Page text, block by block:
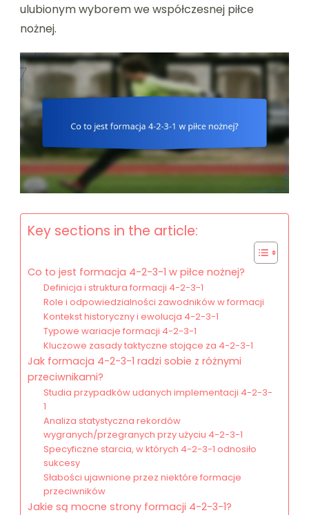
ulubionym wyborem we współczesnej piłce
nożnej.
Key sections in the article:
Co to jest formacja 4-2-3-1 w piłce nożnej?
Definicja i struktura formacji 4-2-3-1
Role i odpowiedzialności zawodników w formacji
Kontekst historyczny i ewolucja 4-2-3-1
Typowe wariacje formacji 4-2-3-1
Kluczowe zasady taktyczne stojące za 4-2-3-1
Jak formacja 4-2-3-1 radzi sobie z różnymi
przeciwnikami?
Studia przypadków udanych implementacji 4-2-3-
1
Analiza statystyczna rekordów
wygranych/przegranych przy użyciu 4-2-3-1
Specyficzne starcia, w których 4-2-3-1 odnosiło
sukcesy
Słabości ujawnione przez niektóre formacje
przeciwników
Jakie są mocne strony formacji 4-2-3-1?